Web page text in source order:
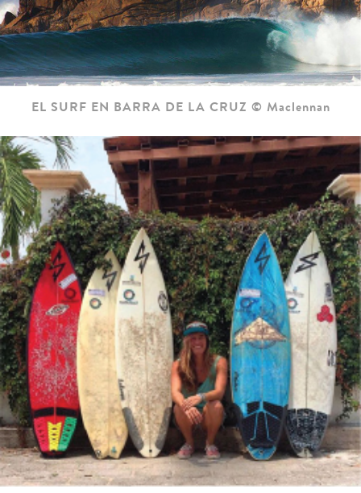
EL SURF EN BARRA DE LA CRUZ © Maclennan